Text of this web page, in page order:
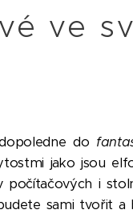
ve
do
jako jsou
i
sami tvořit